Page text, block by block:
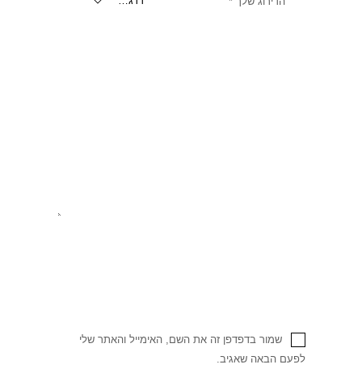
שמור בדפדפן זה את השם, האימייל והאתר שלי
לפעם הבאה שאגיב.